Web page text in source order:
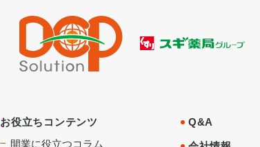
お役立ちコンテンツ
開業に役立つコラム
Q&A